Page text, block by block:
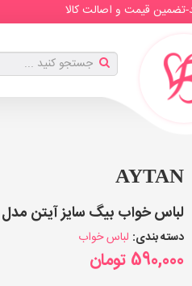
تضمین قیمت و اصالت کالا
AYTAN
لباس خواب بیگ سایز آیتن مدل 4035 (عدد)
دسته بندی: لباس خواب
590,000 تومان